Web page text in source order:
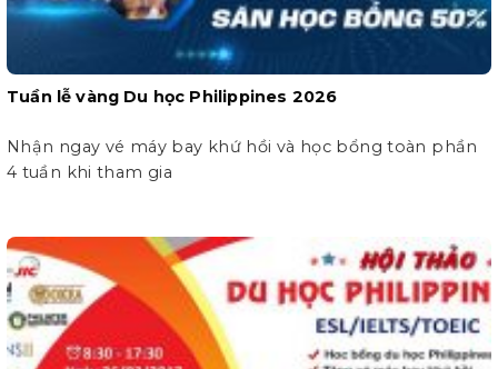
Tuần lễ vàng Du học Philippines 2026
Nhận ngay vé máy bay khứ hồi và học bổng toàn phần
4 tuần khi tham gia